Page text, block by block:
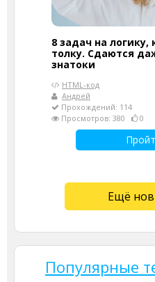
8 задач на
толку. Сдаются
знатоки
HTML-код
Андрей
Прохождений: 114
Просмотров: 380
0
Ещё
Популярные